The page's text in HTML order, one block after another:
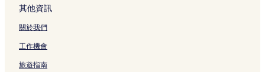
國際通附近的飯店
海天公園附近的飯店
安次嶺飯店
其他資訊
關於我們
工作機會
旅遊指南